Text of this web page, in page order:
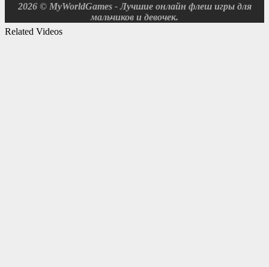
Related Videos
2026 © MyWorldGames - Лучшие онлайн флеш игры для
мальчиков и девочек.